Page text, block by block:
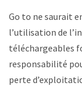
Go to ne saurait
l’utilisation de
téléchargeables
responsabilité
perte